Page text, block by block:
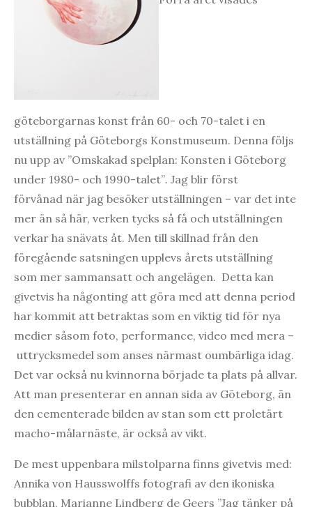
göteborgarnas konst från 60- och 70-talet i en
utställning på Göteborgs Konstmuseum. Denna följs
nu upp av ”Omskakad spelplan: Konsten i Göteborg
under 1980- och 1990-talet”. Jag blir först
förvånad när jag besöker utställningen – var det inte
mer än så här, verken tycks så få och utställningen
verkar ha snävats åt. Men till skillnad från den
föregående satsningen upplevs årets utställning
som mer sammansatt och angelägen. Detta kan
givetvis ha någonting att göra med att denna period
har kommit att betraktas som en viktig tid för nya
medier såsom foto, performance, video med mera –
uttrycksmedel som anses närmast oumbärliga idag.
Det var också nu kvinnorna började ta plats på allvar.
Att man presenterar en annan sida av Göteborg, än
den cementerade bilden av stan som ett proletärt
macho-målarnäste, är också av vikt.
De mest uppenbara milstolparna finns givetvis med:
Annika von Hausswolffs fotografi av den ikoniska
bubblan, Marianne Lindberg de Geers ”Jag tänker på